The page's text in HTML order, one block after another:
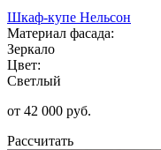
Шкаф-купе Нельсон
Материал фасада:
Зеркало
Цвет:
Светлый
от 42 000 руб.
Рассчитать